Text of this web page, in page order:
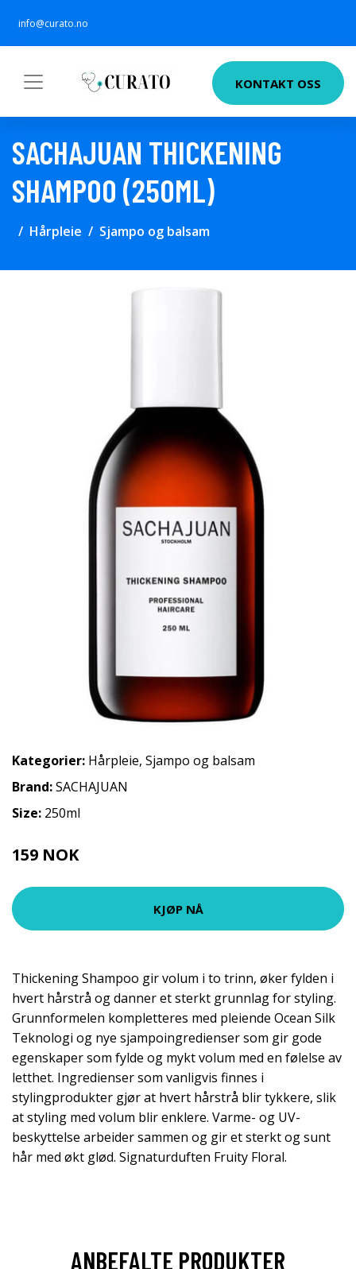
info@curato.no
KONTAKT OSS
SACHAJUAN THICKENING
SHAMPOO (250ML)
Hårpleie Sjampo og balsam
Kategorier: Hårpleie, Sjampo og balsam
Brand:SACHAJUAN
Size: 250ml
159 NOK
KJØP NÅ
Thickening Shampoo gir volum i to trinn, øker fylden i
hvert hårstrå og danner et sterkt grunnlag for styling.
Grunnformelen kompletteres med pleiende Ocean Silk
Teknologi og nye sjampoingredienser som gir gode
egenskaper som fylde og mykt volum med en følelse av
letthet. Ingredienser som vanligvis finnes i
stylingprodukter gjør at hvert hårstrå blir tykkere, slik
at styling med volum blir enklere. Varme- og UV-
beskyttelse arbeider sammen og gir et sterkt og sunt
hår med økt glød. Signaturduften Fruity Floral.
ANBEFALTE PRODUKTER